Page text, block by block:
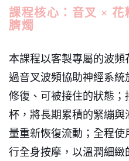
課程核心：音叉 ×
臍燭
本課程以客製專屬的波
過音叉波頻協助神經系
修復、可被接住的狀態
杯，將長期累積的緊繃
量重新恢復流動；全程
行全身按摩，以溫潤細